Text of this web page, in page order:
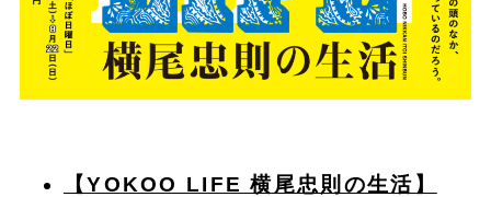
​【YOKOO LIFE 横尾忠則の生活】